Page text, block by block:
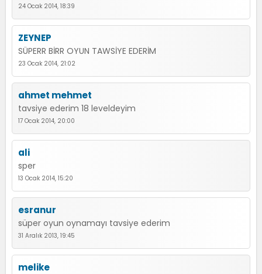
24 Ocak 2014, 18:39
ZEYNEP
SÜPERR BİRR OYUN TAWSİYE EDERİM
23 Ocak 2014, 21:02
ahmet mehmet
tavsiye ederim 18 leveldeyim
17 Ocak 2014, 20:00
ali
sper
13 Ocak 2014, 15:20
esranur
süper oyun oynamayı tavsiye ederim
31 Aralık 2013, 19:45
melike